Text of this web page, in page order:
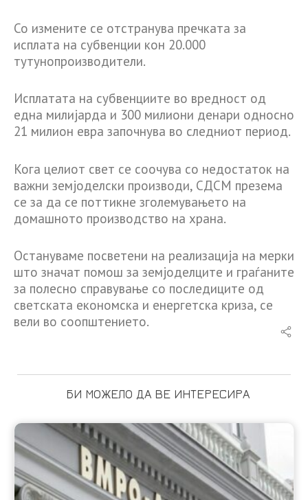
Со измените се отстранува пречката за
исплата на субвенции кон 20.000
тутунопроизводители.
Исплатата на субвенциите во вредност од
една милијарда и 300 милиони денари односно
21 милион евра започнува во следниот период.
Кога целиот свет се соочува со недостаток на
важни земјоделски производи, СДСМ презема
се за да се поттикне зголемувањето на
домашното производство на храна.
Остануваме посветени на реализација на мерки
што значат помош за земјоделците и граѓаните
за полесно справување со последиците од
светската економска и енергетска криза, се
вели во соопштението.
БИ МОЖЕЛО ДА ВЕ ИНТЕРЕСИРА